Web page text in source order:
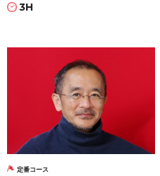
3H
定番コース